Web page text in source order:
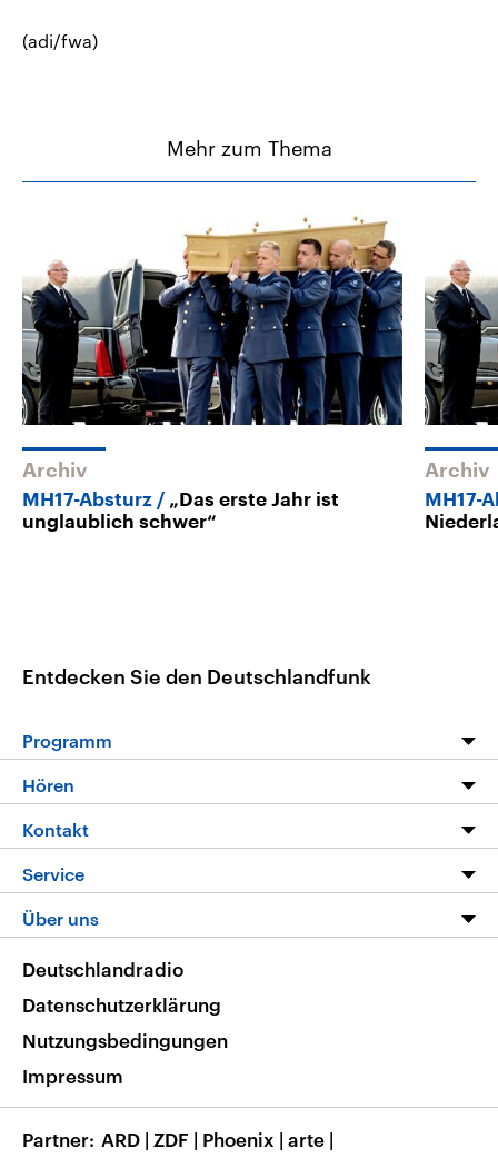
(adi/fwa)
Mehr zum Thema
Archiv
MH17-Absturz
„Das erste Jahr ist
unglaublich schwer“
Archiv
MH17-
Entdecken Sie den Deutschlandfunk
Programm
Programm
Die Nachrichten
Nachrichtenleicht
Neue Beiträge auf dlf.de
Hören
Livestream
Podcasts
Deutschlandfunk App
Nachrichten App
Frequenzen
Kontakt
Hörerservice
Service
FAQ
Veranstaltungen
Musikliste
RSS
Über uns
Barrierefreiheit
Deutschlandradio
Datenschutzerklärung
Nutzungsbedingungen
Impressum
Partner ARD | ZDF | Phoenix | arte |